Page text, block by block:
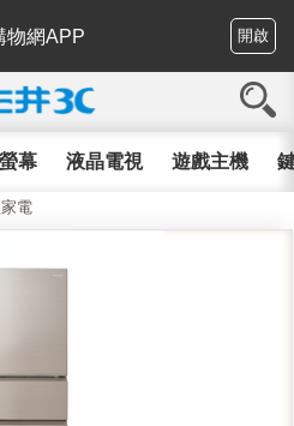
物網APP 開啟
幕 液晶電視 遊戲主機
電